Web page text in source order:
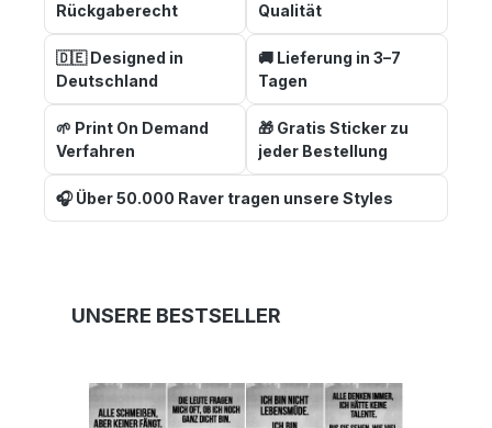
Rückgaberecht
Qualität
🇩🇪 Designed in
Deutschland
🚚 Lieferung in 3–7
Tagen
🌱 Print On Demand
Verfahren
🎁 Gratis Sticker zu
jeder Bestellung
🎧 Über 50.000 Raver tragen unsere Styles
Produktgalerie überspringen
UNSERE BESTSELLER